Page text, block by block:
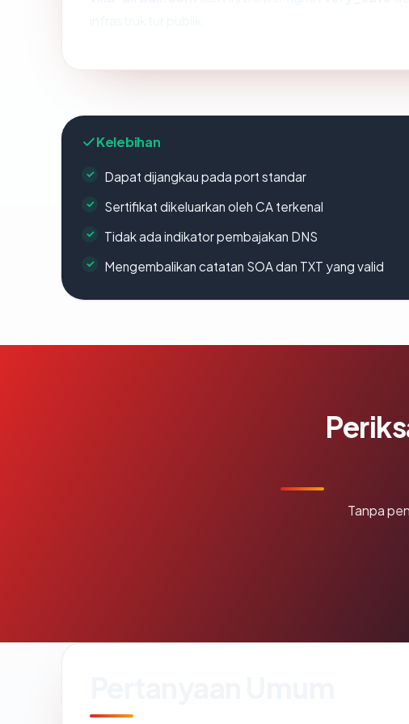
Kelebihan
Dapat dijangkau pada port standar
Sertifikat dikeluarkan oleh CA terkenal
Tidak ada indikator pembajakan DNS
Mengembalikan catatan SOA dan TXT yang valid
Tanpa